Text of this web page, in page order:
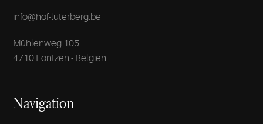
info@hof-luterberg.be
Mühlenweg 105
4710 Lontzen - Belgïen
Navigation